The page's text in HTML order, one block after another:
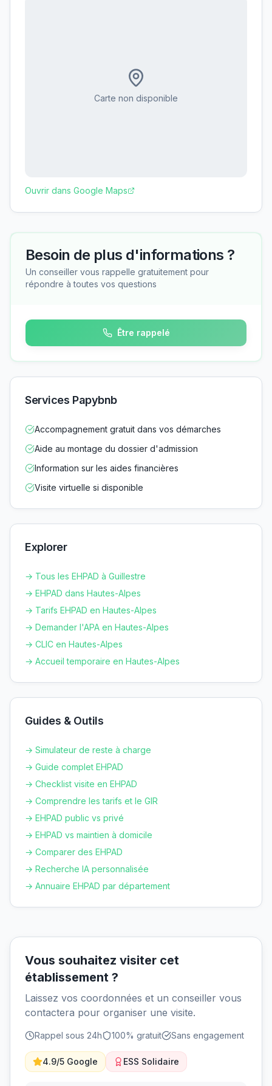
Carte non disponible
Ouvrir dans Google Maps
Besoin de plus d'informations ?
Un conseiller vous rappelle gratuitement pour
répondre à toutes vos questions
Être rappelé
Services Papybnb
Accompagnement gratuit dans vos démarches
Aide au montage du dossier d'admission
Information sur les aides financières
Visite virtuelle si disponible
Explorer
→ Tous les EHPAD à Guillestre
→ EHPAD dans Hautes-Alpes
→ Tarifs EHPAD en Hautes-Alpes
→ Demander l'APA en Hautes-Alpes
→ CLIC en Hautes-Alpes
→ Accueil temporaire en Hautes-Alpes
Guides & Outils
→ Simulateur de reste à charge
→ Guide complet EHPAD
→ Checklist visite en EHPAD
→ Comprendre les tarifs et le GIR
→ EHPAD public vs privé
→ EHPAD vs maintien à domicile
→ Comparer des EHPAD
→ Recherche IA personnalisée
→ Annuaire EHPAD par département
Vous souhaitez visiter cet
établissement ?
Laissez vos coordonnées et un conseiller vous
contactera pour organiser une visite.
Rappel sous 24h 100% gratuit Sans engagement
4.9/5 Google ESS Solidaire